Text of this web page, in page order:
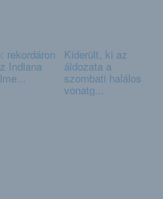
rekordáron
Indiana
Kiderült, ki az
áldozata a
szombati halálos
vonatg...